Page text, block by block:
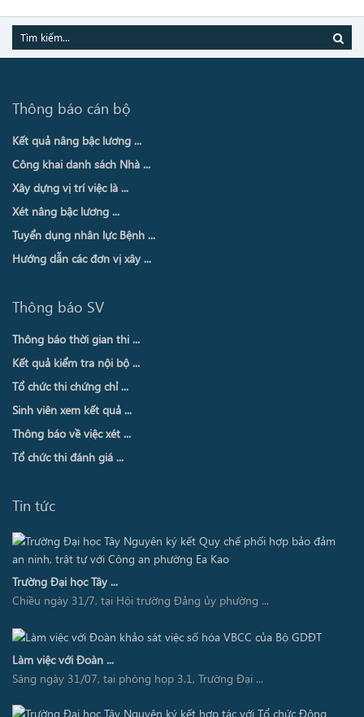
Thông báo cán bộ
Kết quả nâng bậc lương ...
Công khai danh sách Nhà ...
Xây dựng vị trí việc là ...
Xét nâng bậc lương ...
Tuyển dụng nhân lực Bệnh ...
Hướng dẫn các đơn vị xây ...
Thông báo SV
Thông báo thời gian thi ...
Kết quả kiểm tra nội bộ ...
Tổ chức thi chứng chỉ ...
Sinh viên xem kết quả ...
Thông báo về việc xét ...
Tổ chức thi đánh giá ...
Tin tức
Trường Đại học Tây ...
Chiều ngày 31/7, tại Hội trường Đảng ủy phường ...
Làm việc với Đoàn ...
Sáng ngày 31/07, tại phòng họp 3.1, Trường Đại ...